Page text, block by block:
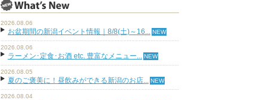
2026.08.06
お盆期間の新潟イベント情報｜8/8(土)～16...
2026.08.06
ラーメン･定食･お酒 etc. 豊富なメニュー...
2026.08.05
夏のご褒美に！昼飲みができる新潟のお店...
2026.08.04